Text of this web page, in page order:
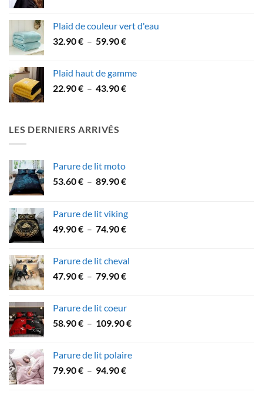
était :
27.90 €.
est :
21.90 €.
Plaid de couleur vert d'eau
32.90€ – 59.90€Plage
32.90 €
à
Plaid haut de gamme
22.90€ – 43.90€Plage
LES DERNIERS ARRIVÉS
Parure de lit moto
53.60€ – 89.90€Plage
53.60 €
à
Parure de lit viking
49.90€ – 74.90€Plage
49.90 €
à
Parure de lit cheval
47.90€ – 79.90€Plage
à
Parure de lit coeur
58.90€ – 109.90€Plage
58.90 €
Parure de lit polaire
79.90€ – 94.90€Plage